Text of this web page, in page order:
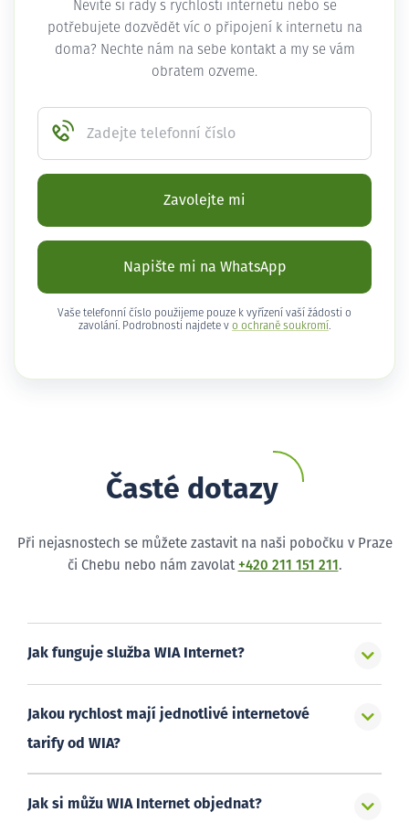
Nevíte si rady s rychlostí internetu nebo se
potřebujete dozvědět víc o připojení k internetu na
doma? Nechte nám na sebe kontakt a my se vám
obratem ozveme.
Zadejte telefonní číslo
Zavolejte mi
Napište mi na WhatsApp
Vaše telefonní číslo použijeme pouze k vyřízení vaší žádosti o
zavolání. Podrobnosti najdete v o ochraně soukromí .
Časté dotazy
Při nejasnostech se můžete zastavit na naši pobočku v Praze
či Chebu nebo nám zavolat +420 211 151 211 .
Jak funguje služba WIA Internet?
Jakou rychlost mají jednotlivé internetové
tarify od WIA?
Jak si můžu WIA Internet objednat?